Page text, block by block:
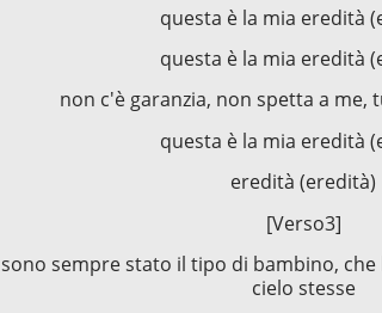
questa è la mia eredità
questa è la mia eredità
non c'è garanzia, non spetta a me,
questa è la mia eredità
eredità (eredità)
[Verso3]
sono sempre stato il tipo di bambino,
cielo stesse